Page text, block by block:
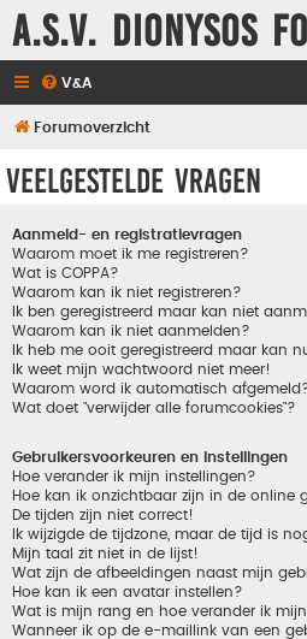
A.S.V. Dionysos
V&A
Forumoverzicht
Veelgestelde vragen
Aanmeld- en registratievragen
Waarom moet ik me registreren?
Wat is COPPA?
Waarom kan ik niet registreren?
Ik ben geregistreerd maar kan niet
Waarom kan ik niet aanmelden?
Ik heb me ooit geregistreerd maar kan
Ik weet mijn wachtwoord niet meer!
Waarom word ik automatisch
Wat doet "verwijder alle forumcookies"?
Gebruikersvoorkeuren en instellingen
Hoe verander ik mijn instellingen?
Hoe kan ik onzichtbaar zijn in de online
De tijden zijn niet correct!
Ik wijzigde de tijdzone, maar de tijd is
Mijn taal zit niet in de lijst!
Wat zijn de afbeeldingen naast mijn
Hoe kan ik een avatar instellen?
Wat is mijn rang en hoe verander ik
Wanneer ik op de e-maillink van een